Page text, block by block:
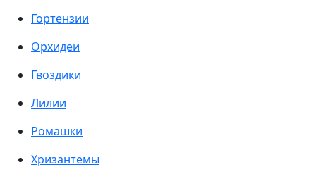
Гортензии
Орхидеи
Гвоздики
Лилии
Ромашки
Хризантемы